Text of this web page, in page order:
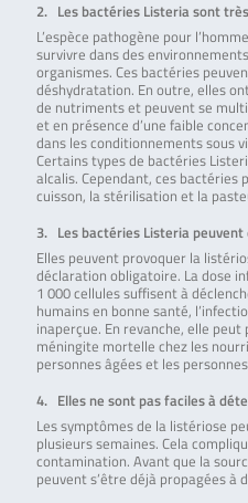
2. Les bactéries Listeria sont
L’espèce pathogène pour l’homme
survivre dans des
organismes. Ces bactéries
déshydratation. En outre, elles
de nutriments et peuvent se
et en présence d’une faible
dans les conditionnements sous
Certains types de bactéries
alcalis. Cependant, ces bactéries
cuisson, la stérilisation et la
3. Les bactéries Listeria
Elles peuvent provoquer la
déclaration obligatoire. La dose
1 000 cellules suffisent à
humains en bonne santé,
inaperçue. En revanche, elle
méningite mortelle chez les
personnes âgées et les
4. Elles ne sont pas faciles à
Les symptômes de la listériose
plusieurs semaines. Cela
contamination. Avant que la
peuvent s’être déjà propagées à